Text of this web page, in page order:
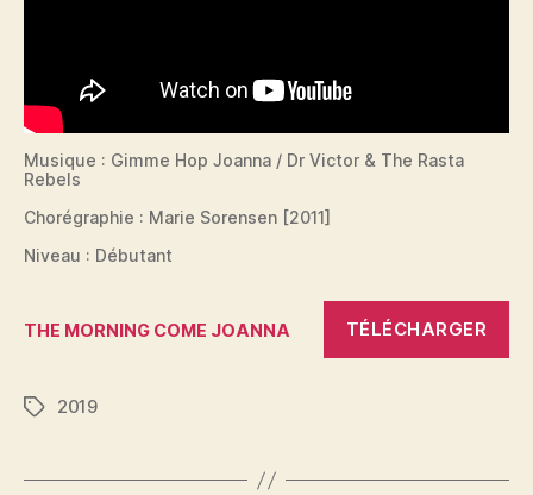
Musique : Gimme Hop Joanna / Dr Victor & The Rasta
Rebels
Chorégraphie : Marie Sorensen [2011]
Niveau : Débutant
THE MORNING COME JOANNA TÉLÉCHARGER
Étiquettes
2019